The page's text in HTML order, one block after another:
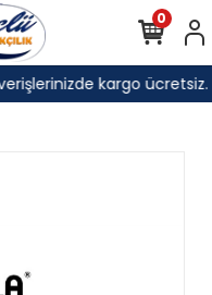
kargo ücretsiz.
0